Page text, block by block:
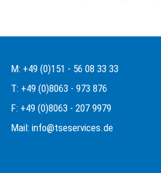
M: +49 (0)151 - 56 08 33 33
T: +49 (0)8063 - 973 876
F: +49 (0)8063 - 207 9979
Mail: info@tseservices.de